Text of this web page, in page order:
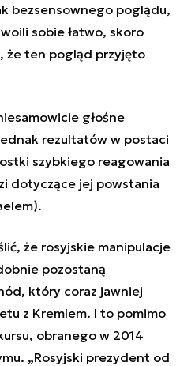
bezsensownego poglądu,
sobie łatwo, skoro
że ten pogląd przyjęto
głośne
rezultatów w postaci
szybkiego reagowania
dotyczące jej powstania
że rosyjskie manipulacje
pozostaną
który coraz jawniej
z Kremlem. I to pomimo
obranego w 2014
„Rosyjski prezydent od